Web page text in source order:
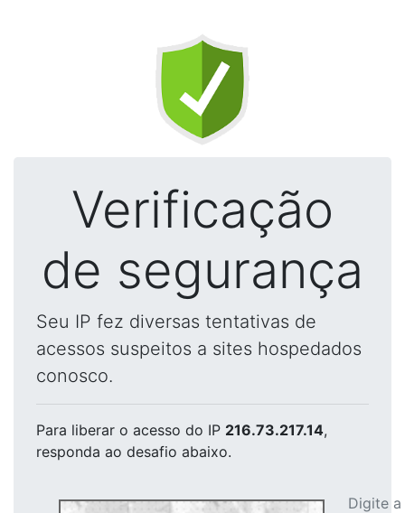
Verificação
de segurança
Seu IP fez diversas tentativas de
acessos suspeitos a sites hospedados
conosco.
Para liberar o acesso do IP 216.73.217.14,
responda ao desafio abaixo.
Digite